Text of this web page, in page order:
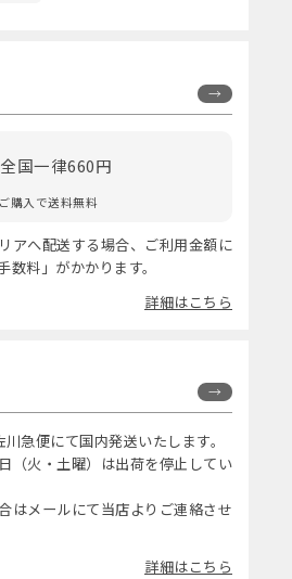
国一律660円
購入で送料無料
アへ配送する場合、ご利用金額に
料」がかかります。
詳細はこちら
急便にて国内発送いたします。
（火・土曜）は出荷を停止してい
はメールにて当店よりご連絡させ
詳細はこちら